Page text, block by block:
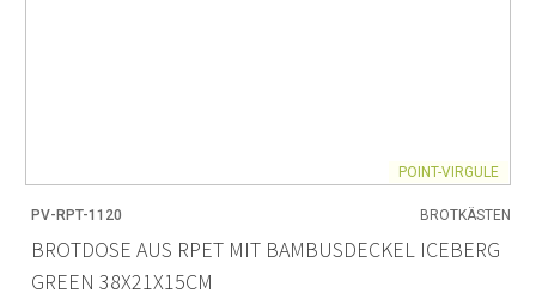
POINT-VIRGULE
PV-RPT-1120 BROTKÄSTEN
BROTDOSE AUS RPET MIT BAMBUSDECKEL ICEBERG
GREEN 38X21X15CM